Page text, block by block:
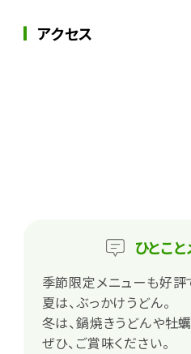
アクセス
ひとこと
季節限定メニューも好評
夏は、ぶっかけうどん。
冬は、鍋焼きうどんや牡蠣
ぜひ、ご賞味ください。